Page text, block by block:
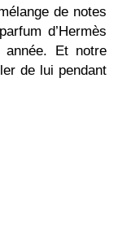
de notes
d’Hermès
Et notre
de lui pendant